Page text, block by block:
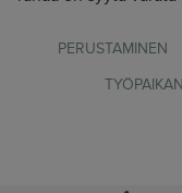
PERUSTAMINEN